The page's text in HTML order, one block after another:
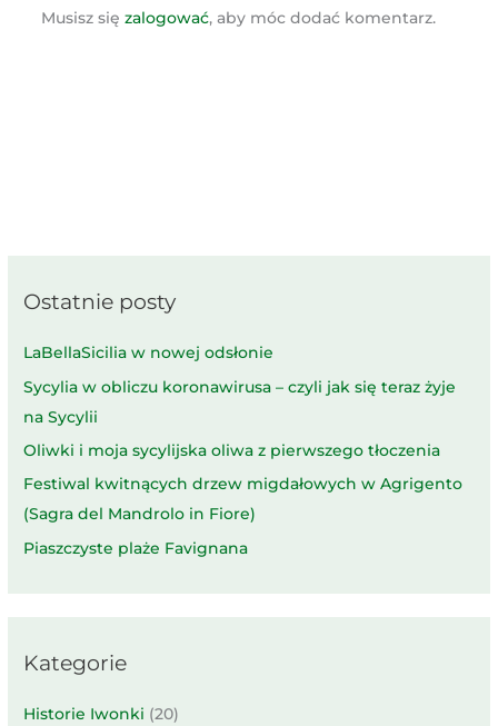
Musisz się zalogować, aby móc dodać komentarz.
Ostatnie posty
LaBellaSicilia w nowej odsłonie
Sycylia w obliczu koronawirusa – czyli jak się teraz żyje
na Sycylii
Oliwki i moja sycylijska oliwa z pierwszego tłoczenia
Festiwal kwitnących drzew migdałowych w Agrigento
(Sagra del Mandrolo in Fiore)
Piaszczyste plaże Favignana
Kategorie
Historie Iwonki (20)